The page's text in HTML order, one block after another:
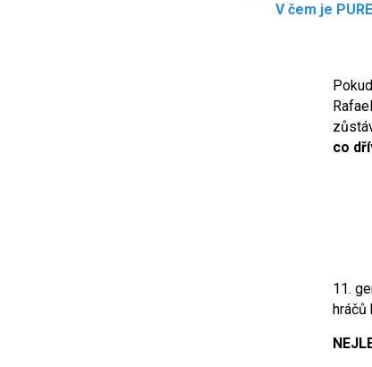
V čem je
co
11.
hráčů